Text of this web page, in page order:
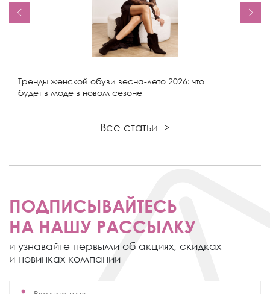
Тренды женской обуви весна-лето 2026: что
будет в моде в новом сезоне
Все статьи >
ПОДПИСЫВАЙТЕСЬ
НА НАШУ РАССЫЛКУ
и узнавайте первыми об акциях, скидках
и новинках компании